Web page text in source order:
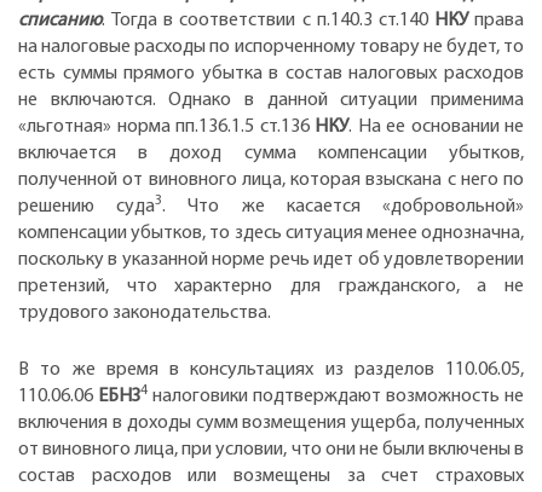
списанию. Тогда в соответствии с п.140.3 ст.140 НКУ права
на налоговые расходы по испорченному товару не будет, то
есть суммы прямого убытка в состав налоговых расходов
не включаются. Однако в данной ситуации применима
«льготная» норма пп.136.1.5 ст.136 НКУ. На ее основании не
включается в доход сумма компенсации убытков,
полученной от виновного лица, которая взыскана с него по
решению суда3. Что же касается «добровольной»
компенсации убытков, то здесь ситуация менее однозначна,
поскольку в указанной норме речь идет об удовлетворении
претензий, что характерно для гражданского, а не
трудового законодательства.
В то же время в консультациях из разделов 110.06.05,
110.06.06 ЕБНЗ4 налоговики подтверждают возможность не
включения в доходы сумм возмещения ущерба, полученных
от виновного лица, при условии, что они не были включены в
состав расходов или возмещены за счет страховых